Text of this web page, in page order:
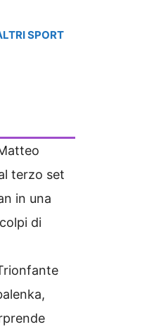
SPORT
terzo set
in una
di